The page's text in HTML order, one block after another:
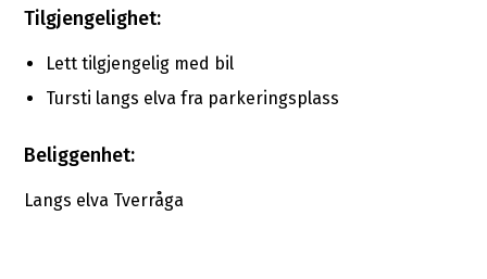
Tilgjengelighet:
Lett tilgjengelig med bil
Tursti langs elva fra parkeringsplass
Beliggenhet:
Langs elva Tverråga